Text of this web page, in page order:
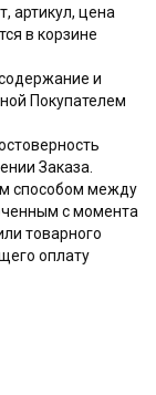
артикул, цена
в корзине
и
Покупателем
Заказа.
способом между
с момента
товарного
оплату